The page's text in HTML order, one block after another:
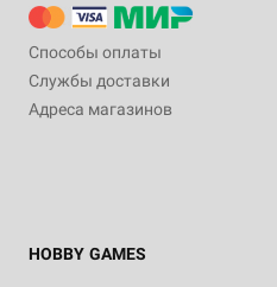
Способы оплаты
Службы доставки
Адреса магазинов
HOBBY GAMES